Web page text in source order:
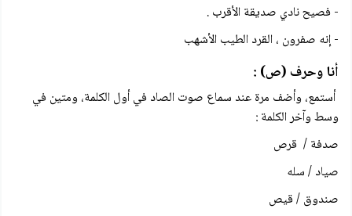
- فصيح نادي صديقة الأقرب .
- إنه صفرون ، القرد الطيب الأشهب
أنا وحرف (ص) :
أستمع، وأضف مرة عند سماع صوت الصاد في أول الكلمة، ومتين في
وسط وآخر الكلمة :
صدفة / قرص
صياد / سله
صندوق / قيص